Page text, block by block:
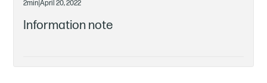
2min|April 20, 2022
Information note